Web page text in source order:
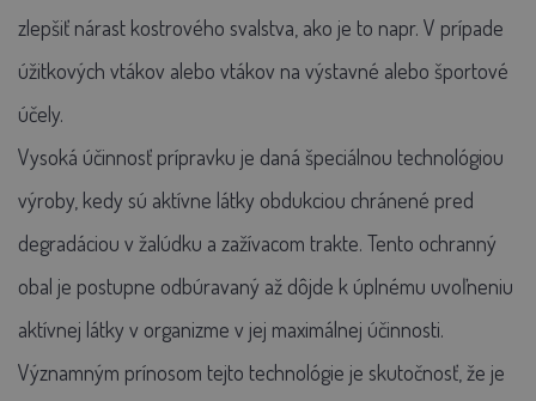
zlepšiť nárast kostrového svalstva, ako je to napr. V prípade
úžitkových vtákov alebo vtákov na výstavné alebo športové
účely.
Vysoká účinnosť prípravku je daná špeciálnou technológiou
výroby, kedy sú aktívne látky obdukciou chránené pred
degradáciou v žalúdku a zažívacom trakte. Tento ochranný
obal je postupne odbúravaný až dôjde k úplnému uvoľneniu
aktívnej látky v organizme v jej maximálnej účinnosti.
Významným prínosom tejto technológie je skutočnosť, že je